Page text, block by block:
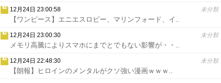
12月24日 23:00:58 未分類
【ワンピース】エニエスロビー、マリンフォード、イ..
12月24日 23:00:30 未分類
メモリ高騰によりスマホにまでとでもない影響が・・..
12月24日 22:48:30 未分類
【朗報】ヒロインのメンタルがクソ強い漫画ｗｗｗ..